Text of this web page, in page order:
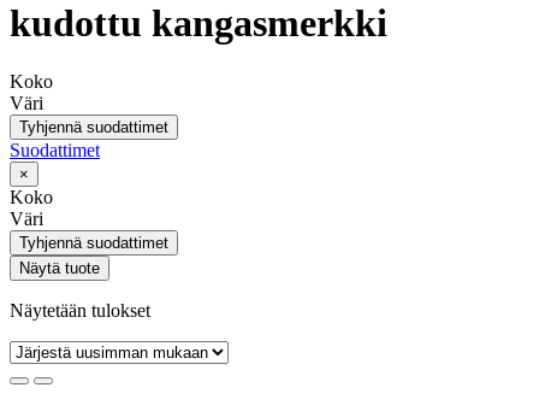
kudottu kangasmerkki
Koko
Väri
Tyhjennä suodattimet
Suodattimet
×
Koko
Väri
Tyhjennä suodattimet
Näytä tuote
Näytetään tulokset